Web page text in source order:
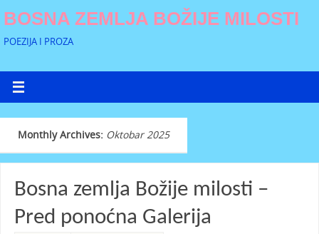
BOSNA ZEMLJA BOŽIJE MILOSTI
POEZIJA I PROZA
Monthly Archives: Oktobar 2025
Bosna zemlja Božije milosti –
Pred ponoćna Galerija